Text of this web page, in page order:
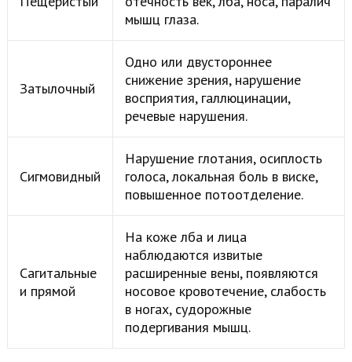
мышц глаза.
Затылочный
Одно или двустороннее
снижение зрения, нарушение
восприятия, галлюцинации,
речевые нарушения.
Сигмовидный
Нарушение глотания, осиплость
голоса, локальная боль в виске,
повышенное потоотделение.
Сагитальные
и прямой
На коже лба и лица
наблюдаются извитые
расширенные вены, появляются
носовое кровотечение, слабость
в ногах, судорожные
подергивания мышц.